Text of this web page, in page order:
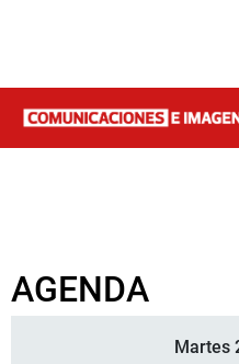
AGENDA
Martes